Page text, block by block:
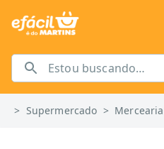
> Supermercado > Mercearia